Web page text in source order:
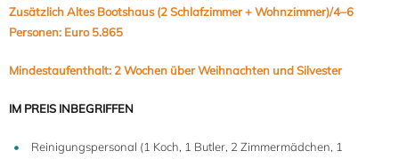
Zusätzlich Altes Bootshaus (2 Schlafzimmer + Wohnzimmer)/4–6
Personen: Euro 5.865
Mindestaufenthalt: 2 Wochen über Weihnachten und Silvester
IM PREIS INBEGRIFFEN
Reinigungspersonal (1 Koch, 1 Butler, 2 Zimmermädchen, 1